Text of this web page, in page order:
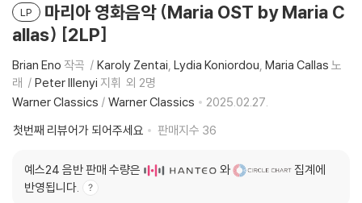
LP
마리아 영화음악 (Maria OST by Maria C
allas) [2LP]
Brian Eno 작곡 Karoly Zentai Lydia Koniordou Maria Callas 노
래
Peter Illenyi 지휘 외 2명
Warner Classics / Warner Classics
2025.02.27.
첫번째 리뷰어가 되어주세요
판매지수 36
예스24 음반 판매 수량은 와
집계에
반영됩니다.